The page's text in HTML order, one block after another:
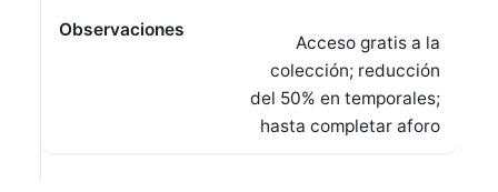
Acceso gratis a la
colección; reducción
del 50% en temporales;
hasta completar aforo